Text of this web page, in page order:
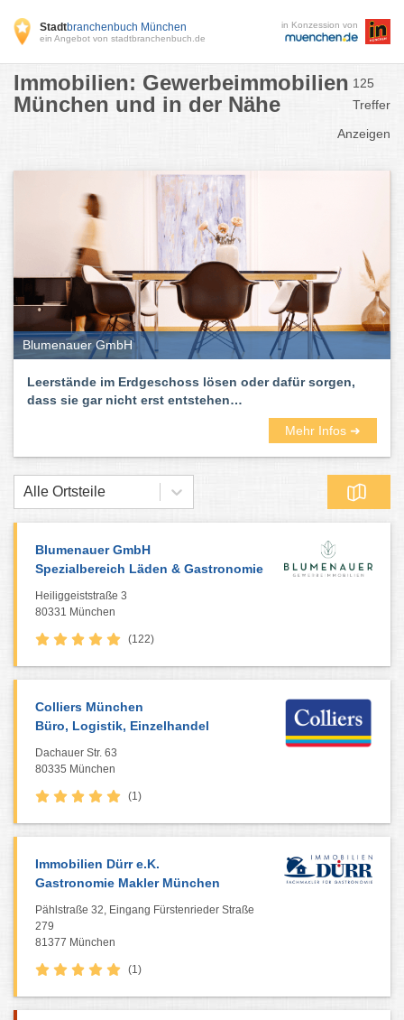
Stadtbranchenbuch München
ein Angebot von stadtbranchenbuch.de
in Konzession von
Immobilien: Gewerbeimmobilien
München und in der Nähe
125
Treffer
Anzeigen
Blumenauer GmbH
Leerstände im Erdgeschoss lösen oder dafür sorgen,
dass sie gar nicht erst entstehen…
Mehr Infos ➜
Alle Ortsteile
Blumenauer GmbH
Spezialbereich Läden & Gastronomie
Heiliggeiststraße 3
80331 München
(122)
Colliers München
Büro, Logistik, Einzelhandel
Dachauer Str. 63
80335 München
(1)
Immobilien Dürr e.K.
Gastronomie Makler München
Pählstraße 32, Eingang Fürstenrieder Straße
279
81377 München
(1)